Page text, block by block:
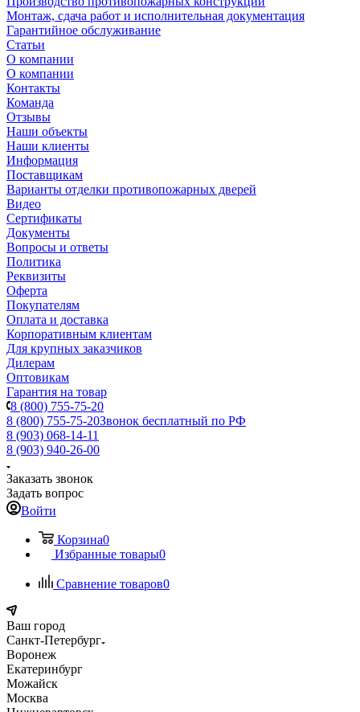
Монтаж, сдача работ и исполнительная документация
Гарантийное обслуживание
Статьи
О компании
О компании
Контакты
Команда
Отзывы
Наши объекты
Наши клиенты
Информация
Поставщикам
Варианты отделки противопожарных дверей
Видео
Сертификаты
Документы
Вопросы и ответы
Политика
Реквизиты
Оферта
Покупателям
Оплата и доставка
Корпоративным клиентам
Для крупных заказчиков
Дилерам
Оптовикам
Гарантия на товар
8 (800) 755-75-20
8 (800) 755-75-20Звонок бесплатный по РФ
8 (903) 068-14-11
8 (903) 940-26-00
Заказать звонок
Задать вопрос
Войти
Корзина0
Избранные товары0
Сравнение товаров0
Ваш город
Санкт-Петербург
Воронеж
Екатеринбург
Можайск
Москва